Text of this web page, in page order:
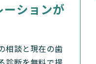
ションが
相談と現在の歯